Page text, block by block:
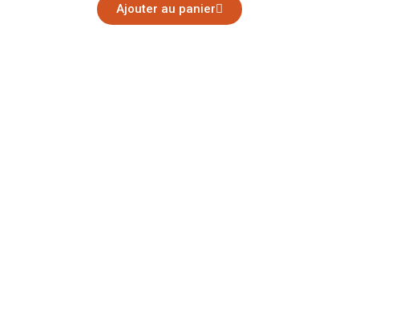
Ajouter au panier